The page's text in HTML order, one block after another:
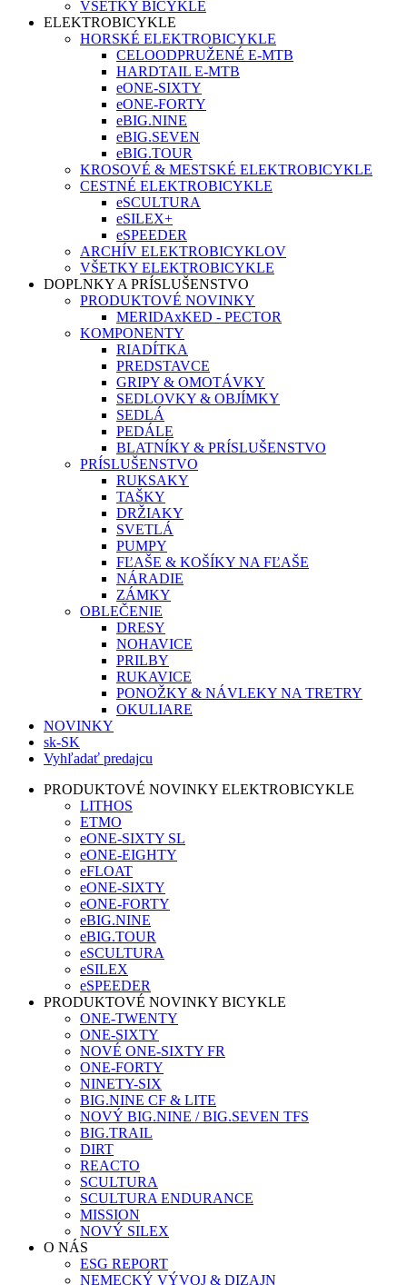
VŠETKY BICYKLE
ELEKTROBICYKLE
HORSKÉ ELEKTROBICYKLE
CELOODPRUŽENÉ E-MTB
HARDTAIL E-MTB
eONE-SIXTY
eONE-FORTY
eBIG.NINE
eBIG.SEVEN
eBIG.TOUR
KROSOVÉ & MESTSKÉ ELEKTROBICYKLE
CESTNÉ ELEKTROBICYKLE
eSCULTURA
eSILEX+
eSPEEDER
ARCHÍV ELEKTROBICYKLOV
VŠETKY ELEKTROBICYKLE
DOPLNKY A PRÍSLUŠENSTVO
PRODUKTOVÉ NOVINKY
MERIDAxKED - PECTOR
KOMPONENTY
RIADÍTKA
PREDSTAVCE
GRIPY & OMOTÁVKY
SEDLOVKY & OBJÍMKY
SEDLÁ
PEDÁLE
BLATNÍKY & PRÍSLUŠENSTVO
PRÍSLUŠENSTVO
RUKSAKY
TAŠKY
DRŽIAKY
SVETLÁ
PUMPY
FĽAŠE & KOŠÍKY NA FĽAŠE
NÁRADIE
ZÁMKY
OBLEČENIE
DRESY
NOHAVICE
PRILBY
RUKAVICE
PONOŽKY & NÁVLEKY NA TRETRY
OKULIARE
NOVINKY
sk-SK
Vyhľadať predajcu
PRODUKTOVÉ NOVINKY ELEKTROBICYKLE
LITHOS
ETMO
eONE-SIXTY SL
eONE-EIGHTY
eFLOAT
eONE-SIXTY
eONE-FORTY
eBIG.NINE
eBIG.TOUR
eSCULTURA
eSILEX
eSPEEDER
PRODUKTOVÉ NOVINKY BICYKLE
ONE-TWENTY
ONE-SIXTY
NOVÉ ONE-SIXTY FR
ONE-FORTY
NINETY-SIX
BIG.NINE CF & LITE
NOVÝ BIG.NINE / BIG.SEVEN TFS
BIG.TRAIL
DIRT
REACTO
SCULTURA
SCULTURA ENDURANCE
MISSION
NOVÝ SILEX
O NÁS
ESG REPORT
NEMECKÝ VÝVOJ & DIZAJN